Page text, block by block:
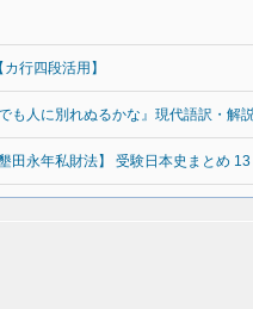
行四段活用】
も人に別れぬるかな』現代語訳・解
田永年私財法】 受験日本史まとめ 13